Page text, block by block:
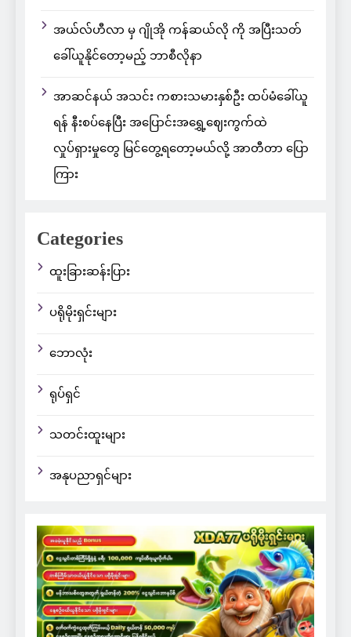
အယ်လ်ဟီလာ မှ ဂျိုအို ကန်ဆယ်လို ကို အပြီးသတ်
ခေါ်ယူနိုင်တော့မည့် ဘာစီလိုနာ
အာဆင်နယ် အသင်း ကစားသမားနှစ်ဦး ထပ်မံခေါ်ယူ
ရန် နီးစပ်နေပြီး အပြောင်းအရွှေ့ဈေးကွက်ထဲ
လှုပ်ရှားမှုတွေ မြင်တွေ့ရတော့မယ်လို့ အာတီတာ ပြော
ကြား
Categories
ထူးခြားဆန်းပြား
ပရိုမိုးရှင်းများ
ဘောလုံး
ရုပ်ရှင်
သတင်းထူးများ
အနုပညာရှင်များ